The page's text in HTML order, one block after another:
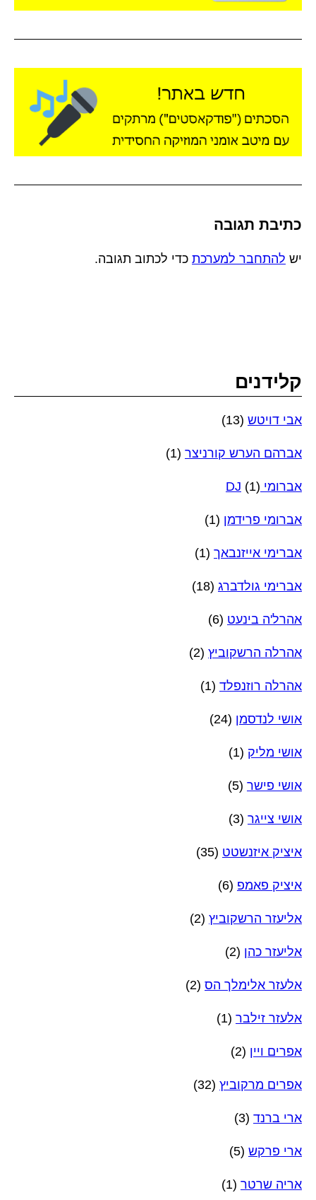
כתיבת תגובה
יש להתחבר למערכת כדי לכתוב תגובה.
קלידנים
אבי דויטש (13)
אברהם הערש קורניצר (1)
אברומי DJ (1)
אברומי פרידמן (1)
אברימי אייזנבאך (1)
אברימי גולדברג (18)
אהרל'ה בינעט (6)
אהרלה הרשקוביץ (2)
אהרלה רוזנפלד (1)
אושי לנדסמן (24)
אושי מליק (1)
אושי פישר (5)
אושי צייגר (3)
איציק איזנשטט (35)
איציק פאמפ (6)
אליעזר הרשקוביץ (2)
אליעזר כהן (2)
אלעזר אלימלך הס (2)
אלעזר זילבר (1)
אפרים ויין (2)
אפרים מרקוביץ (32)
ארי ברנד (3)
ארי פרקש (5)
אריה שרטר (1)